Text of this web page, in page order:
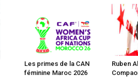
Les primes de la CAN
féminine Maroc 2026
Ruben